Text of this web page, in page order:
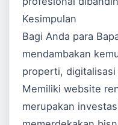
Kesimpulan
Bagi Anda para
mendambakan
properti, digitalisasi
Memiliki website
merupakan